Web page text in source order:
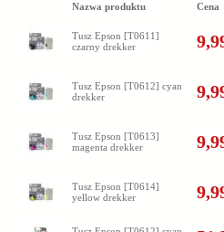
Nazwa produktu Cena
Tusz Epson [T0611]
czarny drekker
Tusz Epson [T0612] cyan
drekker
Tusz Epson [T0613]
magenta drekker
Tusz Epson [T0614]
yellow drekker